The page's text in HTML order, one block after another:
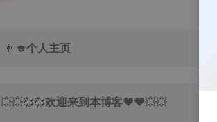
👨‍🎓个人主页
💥💥💞💞欢迎来到本博客❤️❤️💥💥